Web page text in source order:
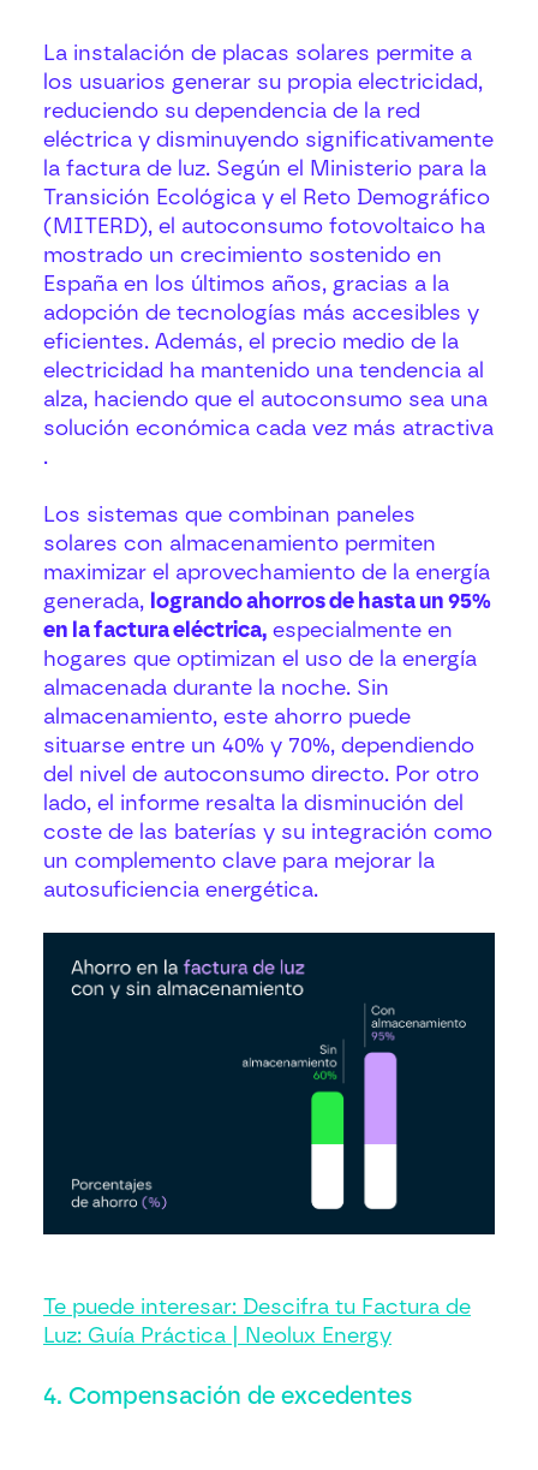
La instalación de placas solares permite a
los usuarios generar su propia electricidad,
reduciendo su dependencia de la red
eléctrica y disminuyendo significativamente
la factura de luz. Según el Ministerio para la
Transición Ecológica y el Reto Demográfico
(MITERD), el autoconsumo fotovoltaico ha
mostrado un crecimiento sostenido en
España en los últimos años, gracias a la
adopción de tecnologías más accesibles y
eficientes. Además, el precio medio de la
electricidad ha mantenido una tendencia al
alza, haciendo que el autoconsumo sea una
solución económica cada vez más atractiva​
.
Los sistemas que combinan paneles
solares con almacenamiento permiten
maximizar el aprovechamiento de la energía
generada, logrando ahorros de hasta un 95%
en la factura eléctrica, especialmente en
hogares que optimizan el uso de la energía
almacenada durante la noche. Sin
almacenamiento, este ahorro puede
situarse entre un 40% y 70%, dependiendo
del nivel de autoconsumo directo. Por otro
lado, el informe resalta la disminución del
coste de las baterías y su integración como
un complemento clave para mejorar la
autosuficiencia energética​.
Te puede interesar: Descifra tu Factura de
Luz: Guía Práctica | Neolux Energy
4. Compensación de excedentes